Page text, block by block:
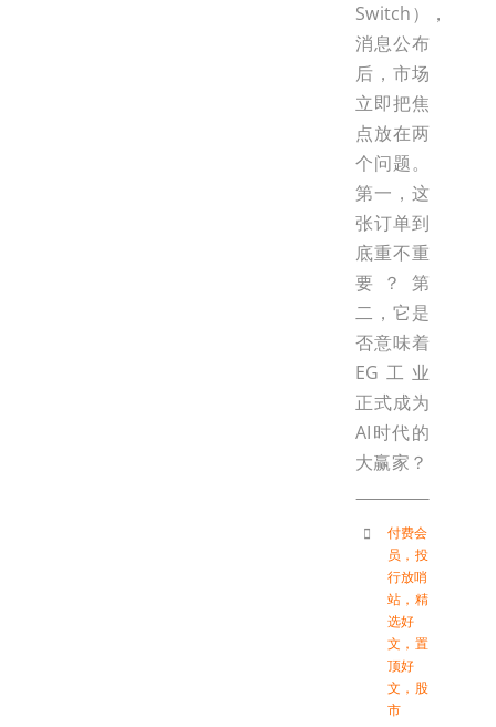
Switch），
消息公布
后，市场
立即把焦
点放在两
个问题。
第一，这
张订单到
底重不重
要？第
二，它是
否意味着
EG工业
正式成为
AI时代的
大赢家？
付费会
员 ， 投
行放哨
站 ， 精
选好
文 ， 置
顶好
文 ， 股
市